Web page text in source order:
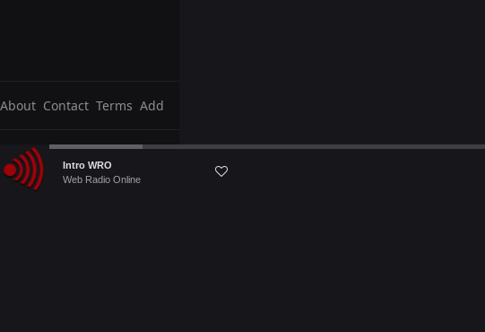
About Contact Terms Add
Audio
Player
Intro WRO
Web Radio Online